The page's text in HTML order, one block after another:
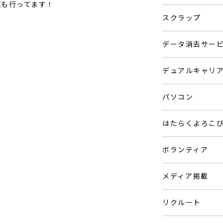
行ってます！
スクラップ
データ消去サー
デュアルキャリ
パソコン
はたらくよろこ
ボランティア
メディア掲載
リクルート